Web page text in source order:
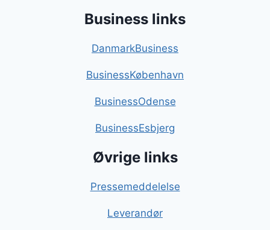
Business links
DanmarkBusiness
BusinessKøbenhavn
BusinessOdense
BusinessEsbjerg
Øvrige links
Pressemeddelelse
Leverandør